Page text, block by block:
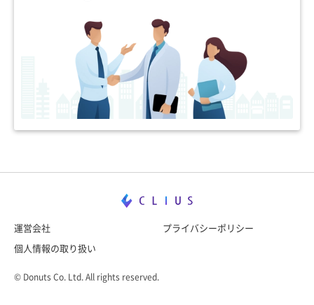
運営会社 プライバシーポリシー
個人情報の取り扱い
© Donuts Co. Ltd. All rights reserved.